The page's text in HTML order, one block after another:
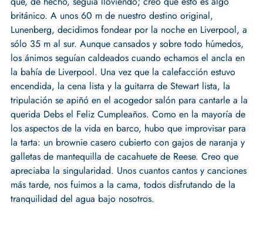
británico. A unos 60 m de nuestro destino original,
Lunenberg, decidimos fondear por la noche en Liverpool, a
sólo 35 m al sur. Aunque cansados y sobre todo húmedos,
los ánimos seguían caldeados cuando echamos el ancla en
la bahía de Liverpool. Una vez que la calefacción estuvo
encendida, la cena lista y la guitarra de Stewart lista, la
tripulación se apiñó en el acogedor salón para cantarle a la
querida Debs el Feliz Cumpleaños. Como en la mayoría de
los aspectos de la vida en barco, hubo que improvisar para
la tarta: un brownie casero cubierto con gajos de naranja y
galletas de mantequilla de cacahuete de Reese. Creo que
apreciaba la singularidad. Unos cuantos cantos y canciones
más tarde, nos fuimos a la cama, todos disfrutando de la
tranquilidad del agua bajo nosotros.